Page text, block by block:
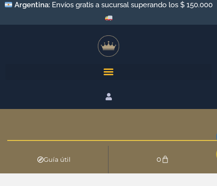
Argentina: Envíos gratis a sucursal superando los $ 150.000
Guía útil 0